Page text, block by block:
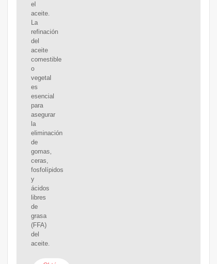
el
aceite.
La
refinación
del
aceite
comestible
o
vegetal
es
esencial
para
asegurar
la
eliminación
de
gomas,
ceras,
fosfolípidos
y
ácidos
libres
de
grasa
(FFA)
del
aceite.